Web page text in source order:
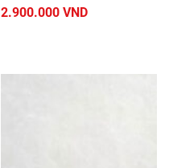
2.900.000 VND